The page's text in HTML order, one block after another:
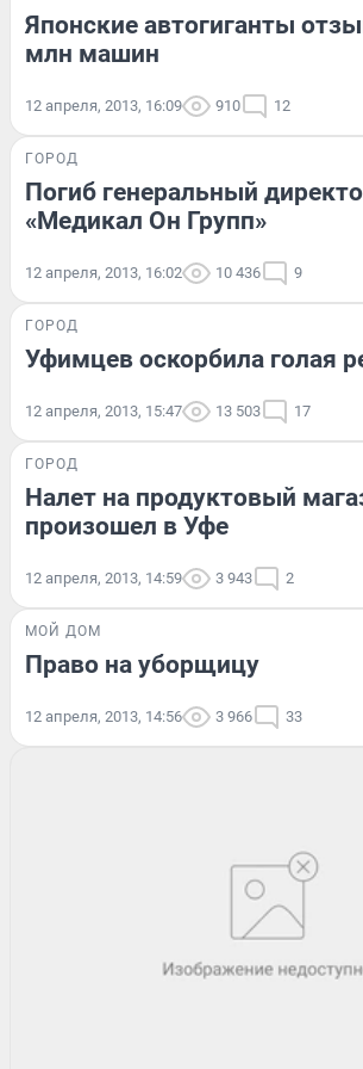
Японские автогиганты
млн машин
12 апреля, 2013, 16:09 910 12
ГОРОД
Погиб генеральный
«Медикал Он Групп»
12 апреля, 2013, 16:02 10 436 9
ГОРОД
Уфимцев оскорбила голая
12 апреля, 2013, 15:47 13 503 17
ГОРОД
Налет на продуктовый
произошел в Уфе
12 апреля, 2013, 14:59 3 943 2
МОЙ ДОМ
Право на уборщицу
12 апреля, 2013, 14:56 3 966 33